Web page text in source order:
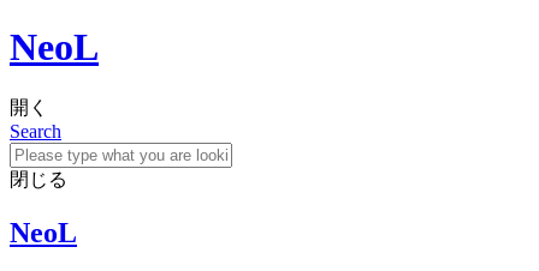
NeoL
開く
Search
閉じる
NeoL